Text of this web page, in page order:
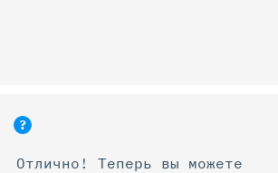
?
Отлично! Теперь вы можете